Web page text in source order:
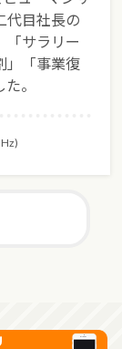
代目社長の
「サラリー
」「事業復
。